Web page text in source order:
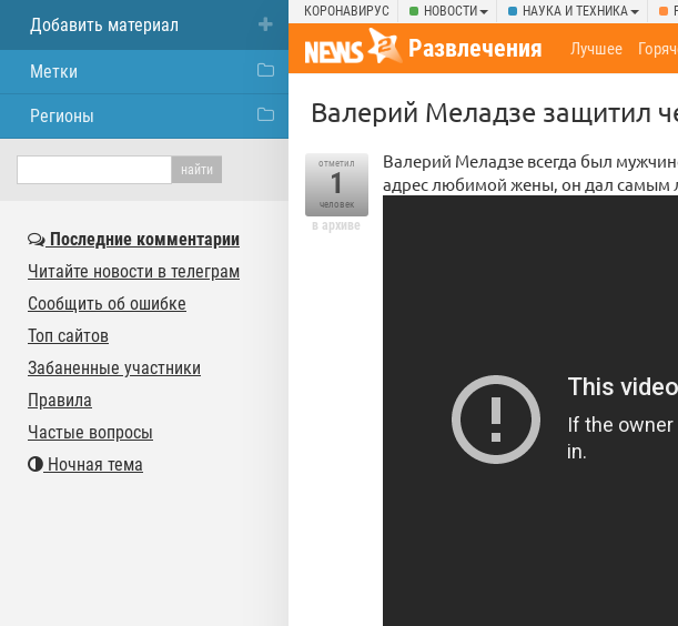
КОРОНАВИРУС НОВОСТИ НАУКА И ТЕХНИКА
Развлечения Лучшее
Валерий Меладзе защитил
отметил
1
человек
в архиве
Валерий Меладзе всегда был
адрес любимой жены, он дал самым
Добавить материал
Метки
Регионы
Последние комментарии
Читайте новости в телеграм
Сообщить об ошибке
Топ сайтов
Забаненные участники
Правила
Частые вопросы
Ночная тема